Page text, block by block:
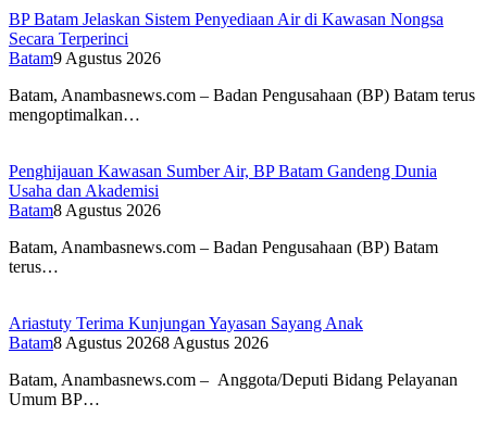
BP Batam Jelaskan Sistem Penyediaan Air di Kawasan Nongsa
Secara Terperinci
Batam9 Agustus 2026
Batam, Anambasnews.com – Badan Pengusahaan (BP) Batam terus
mengoptimalkan…
Penghijauan Kawasan Sumber Air, BP Batam Gandeng Dunia
Usaha dan Akademisi
Batam8 Agustus 2026
Batam, Anambasnews.com – Badan Pengusahaan (BP) Batam
terus…
Ariastuty Terima Kunjungan Yayasan Sayang Anak
Batam8 Agustus 20268 Agustus 2026
Batam, Anambasnews.com – Anggota/Deputi Bidang Pelayanan
Umum BP…